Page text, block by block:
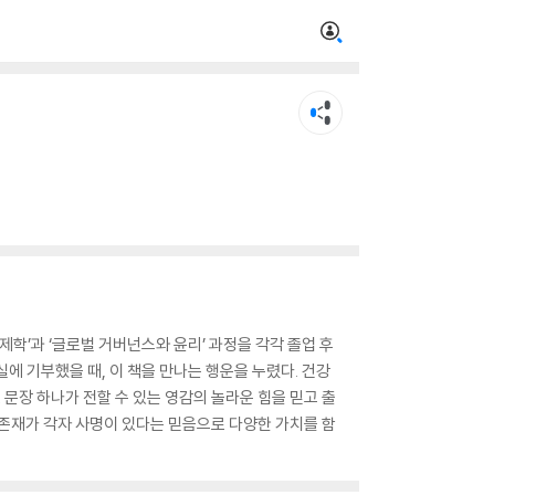
과 ‘글로벌 거버넌스와 윤리’ 과정을 각각 졸업 후
기부했을 때, 이 책을 만나는 행운을 누렸다. 건강
장 하나가 전할 수 있는 영감의 놀라운 힘을 믿고 출
가 각자 사명이 있다는 믿음으로 다양한 가치를 함